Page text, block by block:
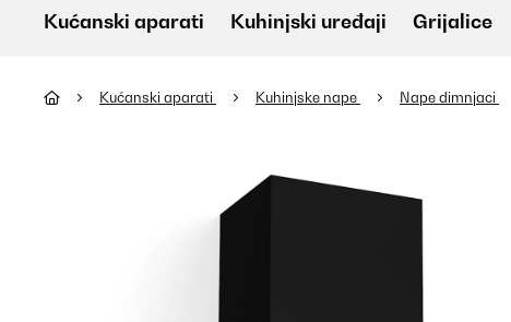
Kućanski aparati Kuhinjski uređaji Grijalice
Kućanski aparati Kuhinjske nape Nape dimnjaci